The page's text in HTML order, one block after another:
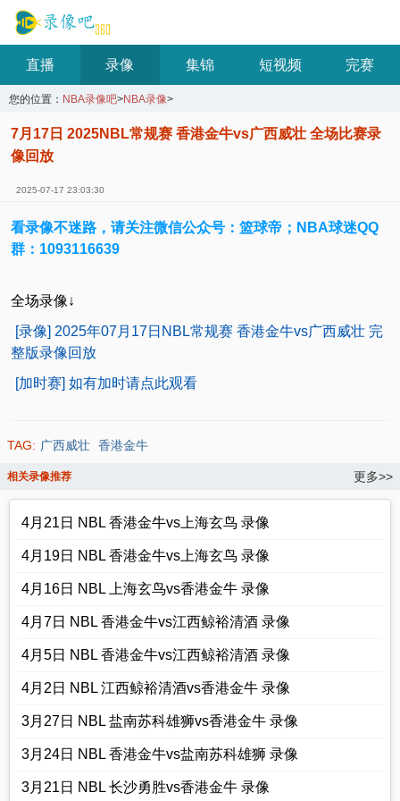
直播 录像 集锦 短视频 完赛
您的位置： NBA录像吧>NBA录像>
7月17日 2025NBL常规赛 香港金牛vs广西威壮 全场比赛录
像回放
2025-07-17 23:03:30
看录像不迷路，请关注微信公众号：篮球帝；NBA球迷QQ
群：1093116639
全场录像↓
[录像] 2025年07月17日NBL常规赛 香港金牛vs广西威壮 完
整版录像回放
[加时赛] 如有加时请点此观看
TAG: 广西威壮 香港金牛
相关录像推荐 更多>>
4月21日 NBL 香港金牛vs上海玄鸟 录像
4月19日 NBL 香港金牛vs上海玄鸟 录像
4月16日 NBL 上海玄鸟vs香港金牛 录像
4月7日 NBL 香港金牛vs江西鲸裕清酒 录像
4月5日 NBL 香港金牛vs江西鲸裕清酒 录像
4月2日 NBL 江西鲸裕清酒vs香港金牛 录像
3月27日 NBL 盐南苏科雄狮vs香港金牛 录像
3月24日 NBL 香港金牛vs盐南苏科雄狮 录像
3月21日 NBL 长沙勇胜vs香港金牛 录像